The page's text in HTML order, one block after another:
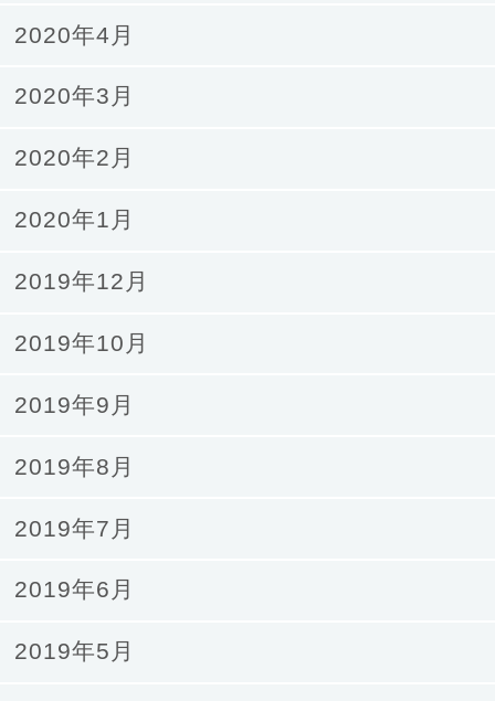
2020年4月
2020年3月
2020年2月
2020年1月
2019年12月
2019年10月
2019年9月
2019年8月
2019年7月
2019年6月
2019年5月